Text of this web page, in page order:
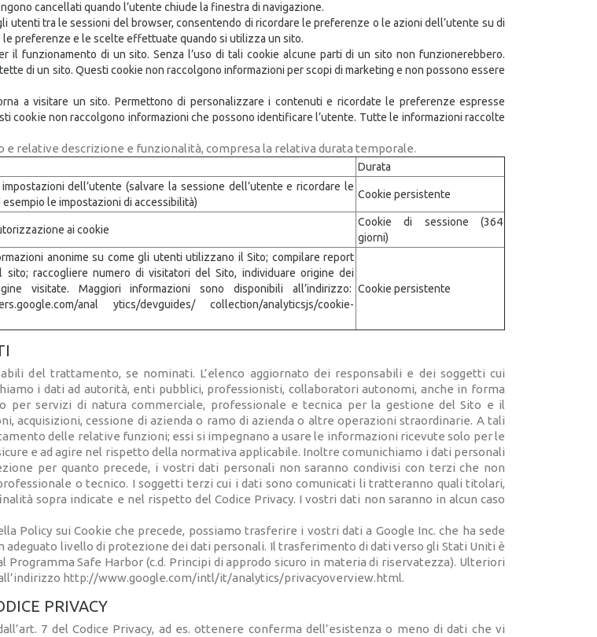
cancellati quando l’utente chiude la finestra di navigazione.
tra le sessioni del browser, consentendo di ricordare le preferenze o le azioni dell’utente su di
preferenze e le scelte effettuate quando si utilizza un sito.
il funzionamento di un sito. Senza l’uso di tali cookie alcune parti di un sito non funzionerebbero.
di un sito. Questi cookie non raccolgono informazioni per scopi di marketing e non possono essere
a visitare un sito. Permettono di personalizzare i contenuti e ricordate le preferenze espresse
cookie non raccolgono informazioni che possono identificare l’utente. Tutte le informazioni raccolte
relative descrizione e funzionalità, compresa la relativa durata temporale.
Durata
dell’utente (salvare la sessione dell’utente e ricordare le
le impostazioni di accessibilità)
Cookie persistente
ai cookie
Cookie di sessione (364
giorni)
anonime su come gli utenti utilizzano il Sito; compilare report
sito; raccogliere numero di visitatori del Sito, individuare origine dei
visitate. Maggiori informazioni sono disponibili all’indirizzo:
anal ytics/devguides/ collection/analyticsjs/cookie-
Cookie persistente
del trattamento, se nominati. L’elenco aggiornato dei responsabili e dei soggetti cui
i dati ad autorità, enti pubblici, professionisti, collaboratori autonomi, anche in forma
per servizi di natura commerciale, professionale e tecnica per la gestione del Sito e il
acquisizioni, cessione di azienda o ramo di azienda o altre operazioni straordinarie. A tali
delle relative funzioni; essi si impegnano a usare le informazioni ricevute solo per le
e ad agire nel rispetto della normativa applicabile. Inoltre comunichiamo i dati personali
per quanto precede, i vostri dati personali non saranno condivisi con terzi che non
o tecnico. I soggetti terzi cui i dati sono comunicati li tratteranno quali titolari,
sopra indicate e nel rispetto del Codice Privacy. I vostri dati non saranno in alcun caso
Policy sui Cookie che precede, possiamo trasferire i vostri dati a Google Inc. che ha sede
adeguato livello di protezione dei dati personali. Il trasferimento di dati verso gli Stati Uniti è
Programma Safe Harbor (c.d. Principi di approdo sicuro in materia di riservatezza). Ulteriori
http://www.google.com/intl/it/analytics/privacyoverview.html.
PRIVACY
7 del Codice Privacy, ad es. ottenere conferma dell’esistenza o meno di dati che vi